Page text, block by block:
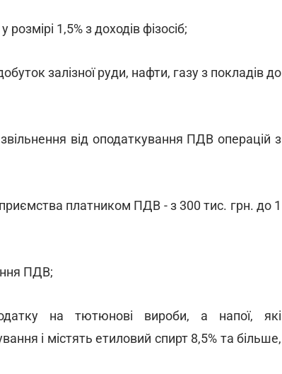
1,5% з доходів фізосіб;
залізної руди, нафти, газу з покладів до
від оподаткування ПДВ операцій з
платником ПДВ - з 300 тис. грн. до 1
ПДВ;
на тютюнові вироби, а напої, які
і містять етиловий спирт 8,5% та більше,